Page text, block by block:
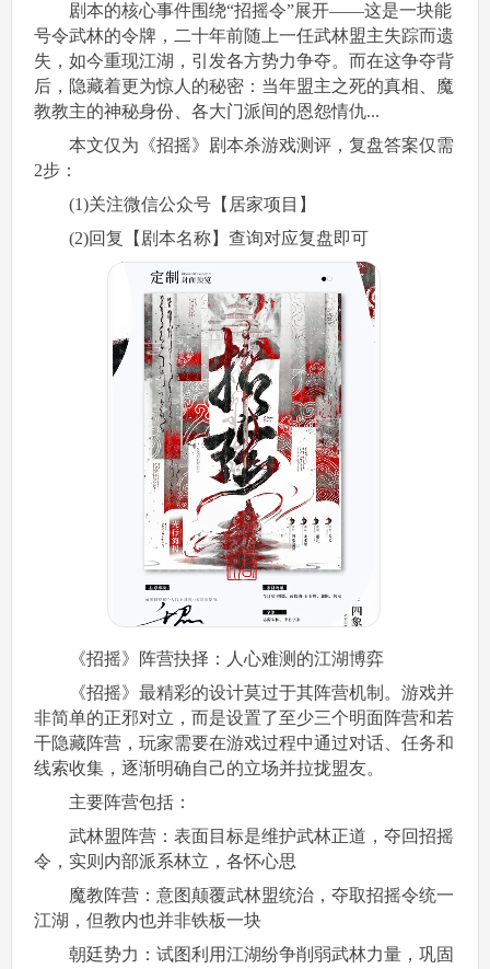
剧本的核心事件围绕“招摇令”展开——这是一块能
号令武林的令牌，二十年前随上一任武林盟主失踪而遗
失，如今重现江湖，引发各方势力争夺。而在这争夺背
后，隐藏着更为惊人的秘密：当年盟主之死的真相、魔
教教主的神秘身份、各大门派间的恩怨情仇...
本文仅为《招摇》剧本杀游戏测评，复盘答案仅需
2步：
(1)关注微信公众号【居家项目】
(2)回复【剧本名称】查询对应复盘即可
《招摇》阵营抉择：人心难测的江湖博弈
《招摇》最精彩的设计莫过于其阵营机制。游戏并
非简单的正邪对立，而是设置了至少三个明面阵营和若
干隐藏阵营，玩家需要在游戏过程中通过对话、任务和
线索收集，逐渐明确自己的立场并拉拢盟友。
主要阵营包括：
武林盟阵营：表面目标是维护武林正道，夺回招摇
令，实则内部派系林立，各怀心思
魔教阵营：意图颠覆武林盟统治，夺取招摇令统一
江湖，但教内也并非铁板一块
朝廷势力：试图利用江湖纷争削弱武林力量，巩固